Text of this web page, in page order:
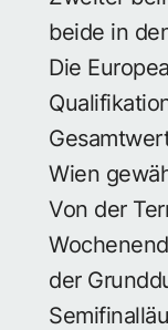
beide in
Die
Wien
Von der
der